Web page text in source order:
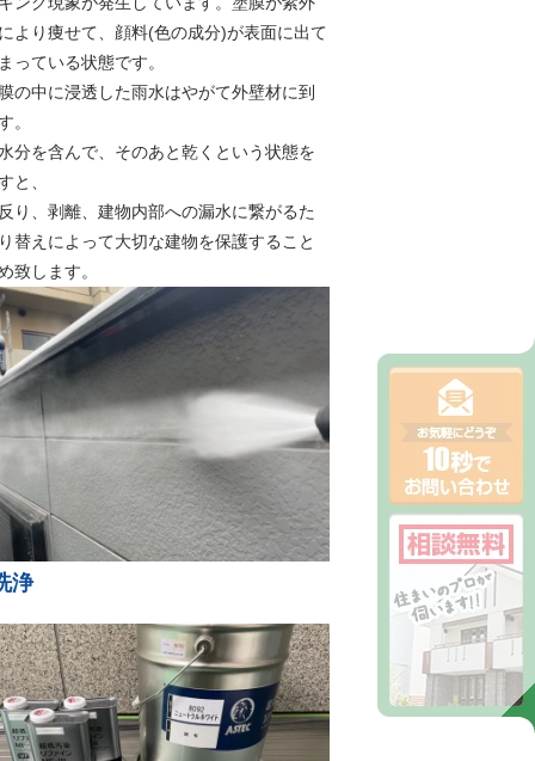
より痩せて、顔料(色の成分)が表面に出て
っている状態です。
の中に浸透した雨水はやがて外壁材に到
。
分を含んで、そのあと乾くという状態を
と、
り、剥離、建物内部への漏水に繋がるた
替えによって大切な建物を保護すること
致します。
浄